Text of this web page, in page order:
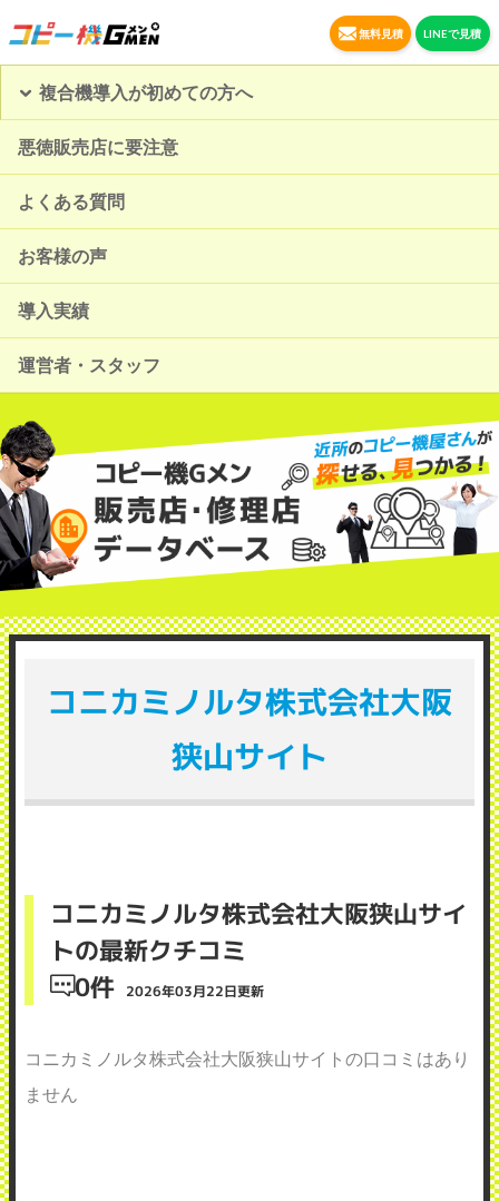
無料見積 LINEで見積
複合機導入が初めての方へ
悪徳販売店に要注意
よくある質問
お客様の声
導入実績
運営者・スタッフ
コニカミノルタ株式会社大阪
狭山サイト
コニカミノルタ株式会社大阪狭山サイ
トの最新クチコミ
0件
2026年03月22日更新
コニカミノルタ株式会社大阪狭山サイトの口コミはあり
ません